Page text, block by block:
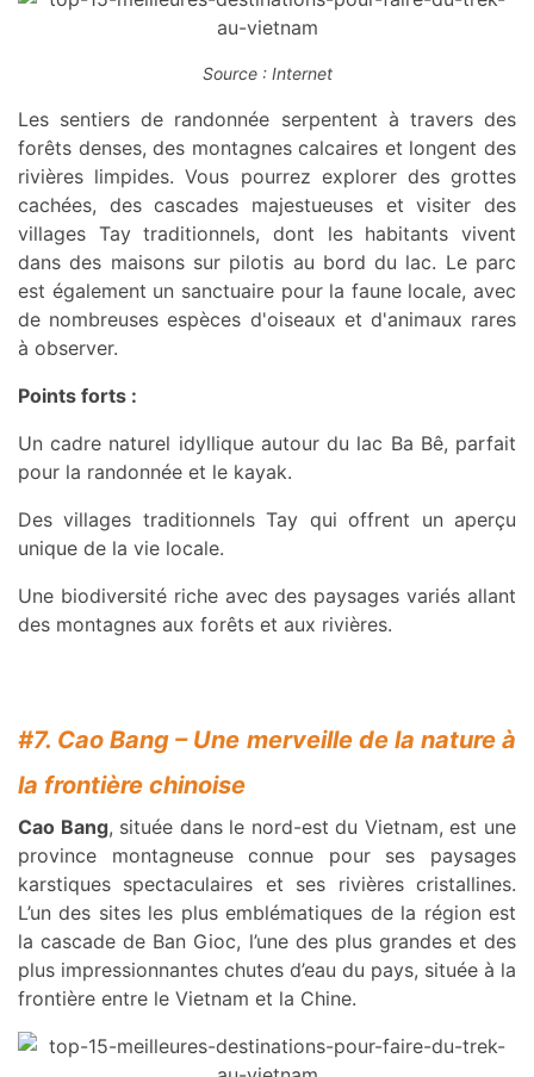
Source : Internet
Les sentiers de randonnée serpentent à travers des
forêts denses, des montagnes calcaires et longent des
rivières limpides. Vous pourrez explorer des grottes
cachées, des cascades majestueuses et visiter des
villages Tay traditionnels, dont les habitants vivent
dans des maisons sur pilotis au bord du lac. Le parc
est également un sanctuaire pour la faune locale, avec
de nombreuses espèces d'oiseaux et d'animaux rares
à observer.
Points forts :
Un cadre naturel idyllique autour du lac Ba Bê, parfait
pour la randonnée et le kayak.
Des villages traditionnels Tay qui offrent un aperçu
unique de la vie locale.
Une biodiversité riche avec des paysages variés allant
des montagnes aux forêts et aux rivières.
#7. Cao Bang – Une merveille de la nature à
la frontière chinoise
Cao Bang, située dans le nord-est du Vietnam, est une
province montagneuse connue pour ses paysages
karstiques spectaculaires et ses rivières cristallines.
L’un des sites les plus emblématiques de la région est
la cascade de Ban Gioc, l’une des plus grandes et des
plus impressionnantes chutes d’eau du pays, située à la
frontière entre le Vietnam et la Chine.